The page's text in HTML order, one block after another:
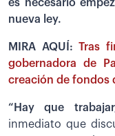
es necesario
nueva ley.
MIRA AQUÍ:Tras
gobernadora de
creación de fondos
“Hay que
inmediato que